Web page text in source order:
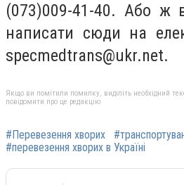
(073)009-41-40. Або ж
написати сюди на
specmedtrans@ukr.net.
Якщо ви помітили помилку, виділіть необхідний
повідомити про це редакцію
#Перевезення хворих
#перевезення хворих в Україні